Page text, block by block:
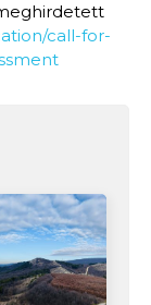
call-for-